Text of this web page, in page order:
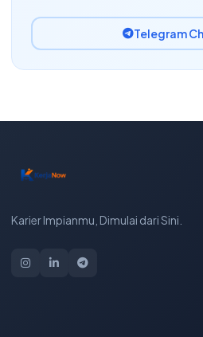
Telegram
Karier Impianmu, Dimulai dari Sini.